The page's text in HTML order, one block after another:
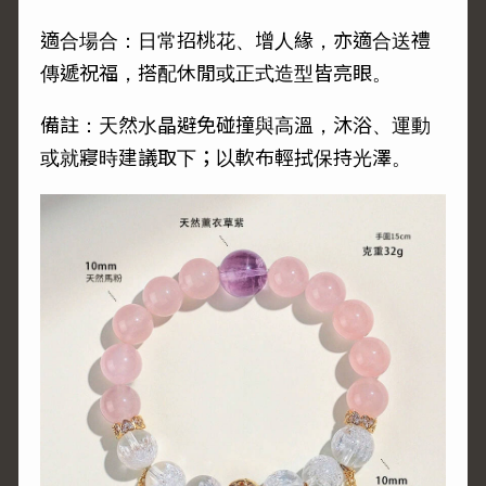
適合場合：日常招桃花、增人緣，亦適合送禮
傳遞祝福，搭配休閒或正式造型皆亮眼。
備註：天然水晶避免碰撞與高溫，沐浴、運動
或就寢時建議取下；以軟布輕拭保持光澤。